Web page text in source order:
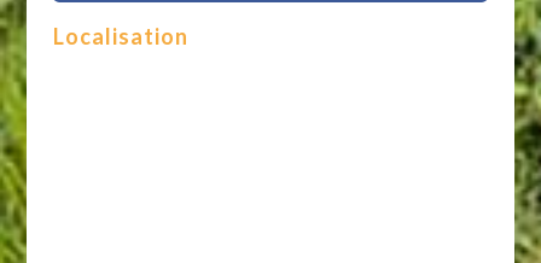
Localisation